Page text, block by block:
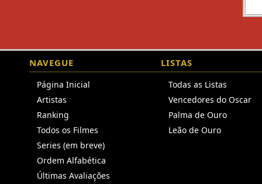
NAVEGUE
Página Inicial
Artistas
Ranking
Todos os Filmes
Series (em breve)
Ordem Alfabética
Últimas Avaliações
LISTAS
Todas as Listas
Vencedores do Oscar
Palma de Ouro
Leão de Ouro